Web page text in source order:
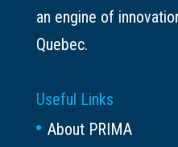
an engine of
Quebec.
Useful Links
About PRIMA